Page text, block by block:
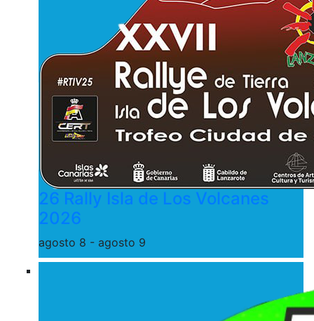
26 Rally Isla de Los Volcanes
2026
agosto 8 - agosto 9